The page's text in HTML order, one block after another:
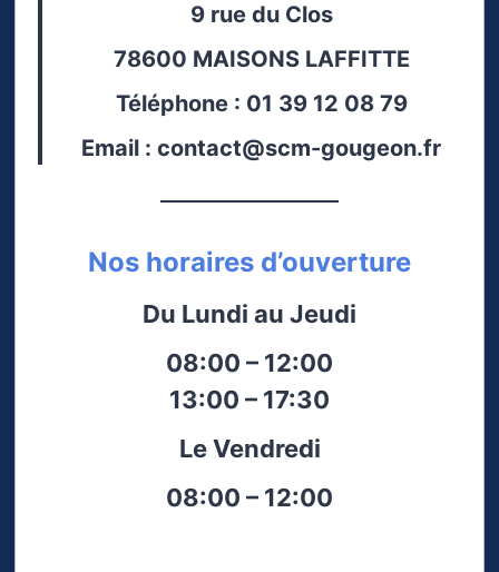
9 rue du Clos
78600 MAISONS LAFFITTE
Téléphone : 01 39 12 08 79
Email : contact@scm-gougeon.fr
Nos horaires d’ouverture
Du Lundi au Jeudi
08:00 – 12:00
13:00 – 17:30
Le Vendredi
08:00 – 12:00